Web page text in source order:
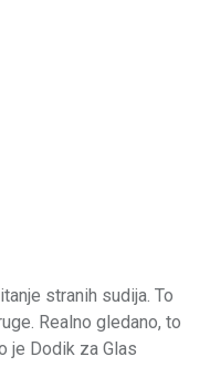
stranih sudija. To
Realno gledano, to
je Dodik za Glas